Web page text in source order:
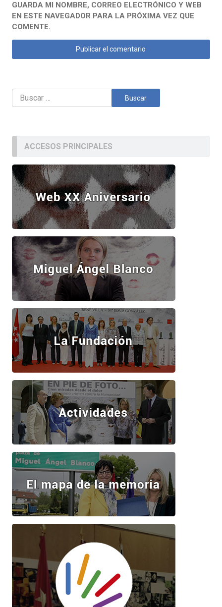
GUARDA MI NOMBRE, CORREO ELECTRÓNICO Y WEB
EN ESTE NAVEGADOR PARA LA PRÓXIMA VEZ QUE
COMENTE.
Buscar:
ACCESOS PRINCIPALES